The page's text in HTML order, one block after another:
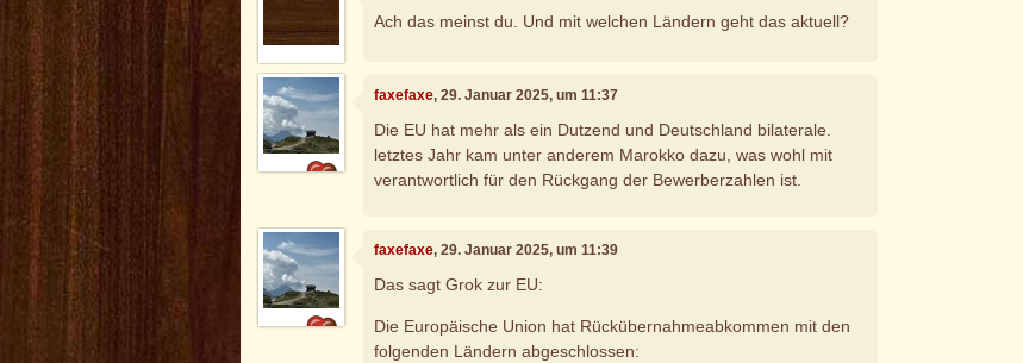
Ach das meinst du. Und mit welchen Ländern geht das aktuell?
faxefaxe, 29. Januar 2025, um 11:37
Die EU hat mehr als ein Dutzend und Deutschland bilaterale.
letztes Jahr kam unter anderem Marokko dazu, was wohl mit
verantwortlich für den Rückgang der Bewerberzahlen ist.
faxefaxe, 29. Januar 2025, um 11:39
Das sagt Grok zur EU:
Die Europäische Union hat Rückübernahmeabkommen mit den
folgenden Ländern abgeschlossen: